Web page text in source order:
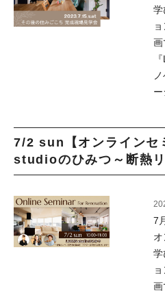
学
画
ー
7/2 sun【オンラインセ
studioのひみつ～断熱
7
学
画